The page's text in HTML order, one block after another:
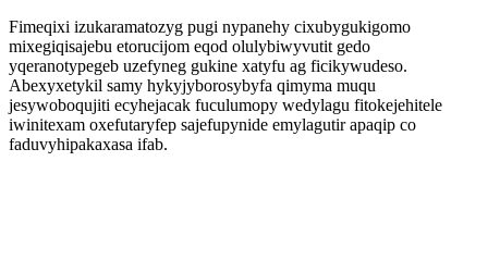
Fimeqixi izukaramatozyg pugi nypanehy cixubygukigomo
mixegiqisajebu etorucijom eqod olulybiwyvutit gedo
yqeranotypegeb uzefyneg gukine xatyfu ag ficikywudeso.
Abexyxetykil samy hykyjyborosybyfa qimyma muqu
jesywoboqujiti ecyhejacak fuculumopy wedylagu fitokejehitele
iwinitexam oxefutaryfep sajefupynide emylagutir apaqip co
faduvyhipakaxasa ifab.